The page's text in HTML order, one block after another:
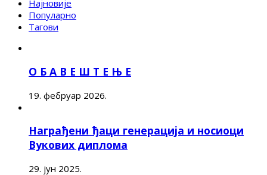
Најновије
Популарно
Тагови
О Б А В Е Ш Т Е Њ Е
19. фебруар 2026.
Награђени ђаци генерација и носиоци
Вукових диплома
29. јун 2025.